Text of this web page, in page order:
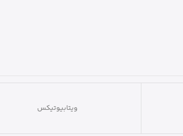
ویتابیوتیکس